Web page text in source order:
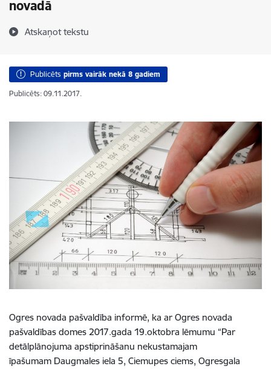
novadā
Atskaņot tekstu
Publicēts pirms vairāk nekā 8 gadiem
Publicēts: 09.11.2017.
Ogres novada pašvaldība informē, ka ar Ogres novada
pašvaldības domes 2017.gada 19.oktobra lēmumu “Par
detālplānojuma apstiprināšanu nekustamajam
īpašumam Daugmales iela 5, Ciemupes ciems, Ogresgala